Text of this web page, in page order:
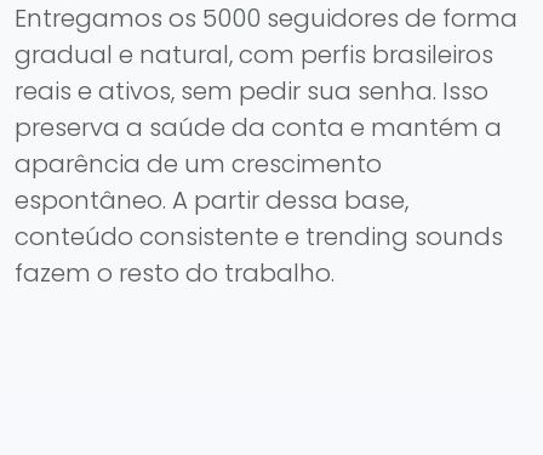
Entregamos os 5000 seguidores de forma
gradual e natural, com perfis brasileiros
reais e ativos, sem pedir sua senha. Isso
preserva a saúde da conta e mantém a
aparência de um crescimento
espontâneo. A partir dessa base,
conteúdo consistente e trending sounds
fazem o resto do trabalho.